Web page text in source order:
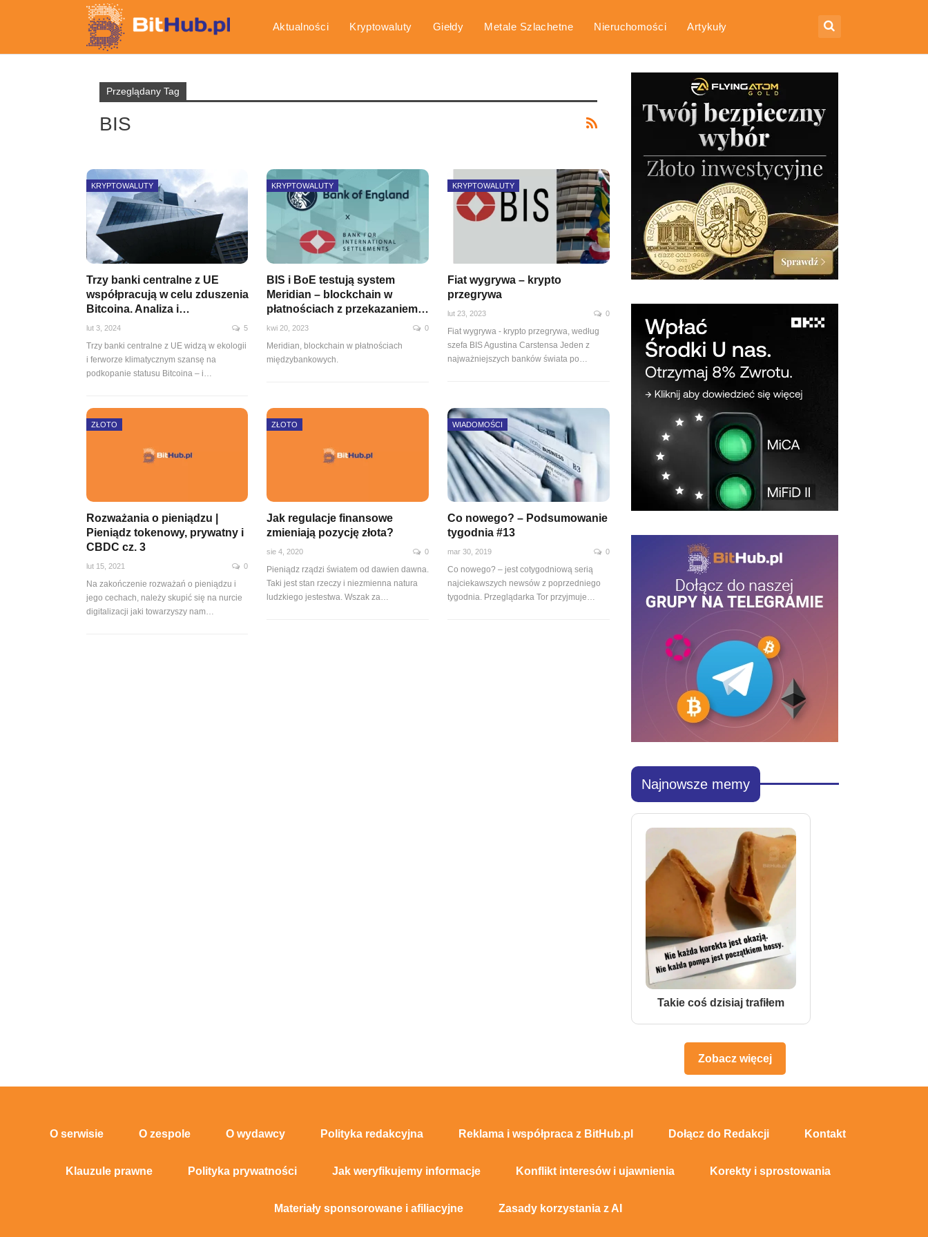
Aktualności Kryptowaluty Giełdy Metale Szlachetne Nieruchomości Artykuły
Przeglądany Tag
BIS
KRYPTOWALUTY
Trzy banki centralne z UE
współpracują w celu zduszenia
Bitcoina. Analiza i…
lut 3, 2024 5
Trzy banki centralne z UE widzą w ekologii
i ferworze klimatycznym szansę na
podkopanie statusu Bitcoina – i…
KRYPTOWALUTY
BIS i BoE testują system
Meridian – blockchain w
płatnościach z przekazaniem…
kwi 20, 2023 0
Meridian, blockchain w płatnościach
międzybankowych.
KRYPTOWALUTY
Fiat wygrywa – krypto
przegrywa
lut 23, 2023 0
Fiat wygrywa - krypto przegrywa, według
szefa BIS Agustina Carstensa Jeden z
najważniejszych banków świata po
ZŁOTO
Rozważania o pieniądzu |
Pieniądz tokenowy, prywatny i
CBDC cz. 3
lut 15, 2021 0
Na zakończenie rozważań o pieniądzu i
jego cechach, należy skupić się na nurcie
digitalizacji jaki towarzyszy nam…
ZŁOTO
Jak regulacje finansowe
zmieniają pozycję złota?
sie 4, 2020 0
Pieniądz rządzi światem od dawien dawna.
Taki jest stan rzeczy i niezmienna natura
ludzkiego jestestwa. Wszak za…
WIADOMOŚCI
Co nowego? – Podsumowanie
tygodnia #13
mar 30, 2019 0
Co nowego? – jest cotygodniową serią
najciekawszych newsów z poprzedniego
tygodnia. Przeglądarka Tor przyjmuje…
Najnowsze memy
Takie coś dzisiaj trafiłem
Zobacz więcej
O serwisie O zespole O wydawcy Polityka redakcyjna Reklama i współpraca z BitHub.pl Dołącz do Redakcji Kontakt
Klauzule prawne Polityka prywatności Jak weryfikujemy informacje Konflikt interesów i ujawnienia Korekty i sprostowania
Materiały sponsorowane i afiliacyjne Zasady korzystania z AI